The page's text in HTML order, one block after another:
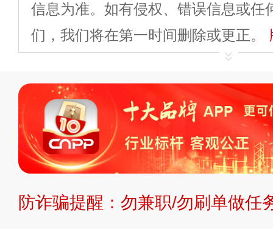
信息为准。如有侵权、错误信息或任
们，我们将在第一时间删除或更正。
平台自有内容（文字
标、LOGO 等）知识产权归本站所
复制、转载、商用。本站不生产产
不代理、不招商、不提供中介服务。
持投资购买的观点或意见，页面信息
提交说明： 快速提交发布>> 提交品
防诈骗提醒：勿兼职/勿刷单做任